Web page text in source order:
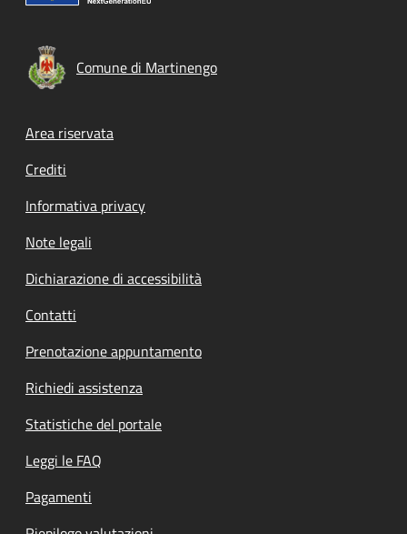
Comune di Martinengo
Footer menu
Area riservata
Crediti
Informativa privacy
Note legali
Dichiarazione di accessibilità
Contatti
Prenotazione appuntamento
Richiedi assistenza
Statistiche del portale
Leggi le FAQ
Pagamenti